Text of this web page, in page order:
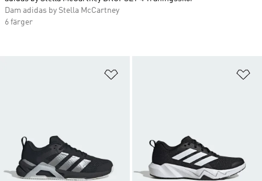
Dam adidas by Stella McCartney
6 färger